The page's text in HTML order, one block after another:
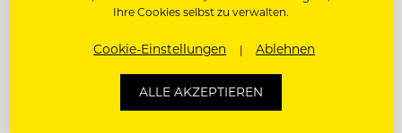
TOP ARBEITGEBER
Kempinski Hotel Berchtesgaden
Ihre Cookies selbst zu verwalten.
Cookie-Einstellungen Ablehnen
ALLE AKZEPTIEREN